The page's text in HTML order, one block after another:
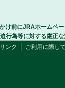
け前にJRAホームペ
行為等に対する厳正
リンク ご利用に際し